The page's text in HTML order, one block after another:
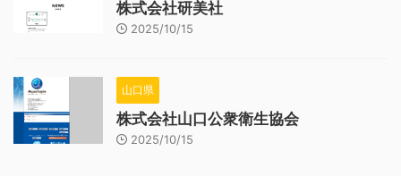
株式会社研美社
2025/10/15
山口県
株式会社山口公衆衛生協会
2025/10/15